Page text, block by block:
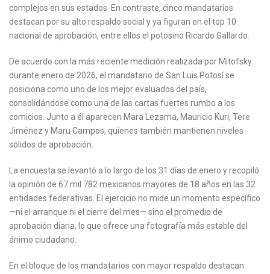
complejos en sus estados. En contraste, cinco mandatarios
destacan por su alto respaldo social y ya figuran en el top 10
nacional de aprobación, entre ellos el potosino Ricardo Gallardo.
De acuerdo con la más reciente medición realizada por Mitofsky
durante enero de 2026, el mandatario de San Luis Potosí se
posiciona como uno de los mejor evaluados del país,
consolidándose como una de las cartas fuertes rumbo a los
comicios. Junto a él aparecen Mara Lezama, Mauricio Kuri, Tere
Jiménez y Maru Campos, quienes también mantienen niveles
sólidos de aprobación.
La encuesta se levantó a lo largo de los 31 días de enero y recopiló
la opinión de 67 mil 782 mexicanos mayores de 18 años en las 32
entidades federativas. El ejercicio no mide un momento específico
—ni el arranque ni el cierre del mes— sino el promedio de
aprobación diaria, lo que ofrece una fotografía más estable del
ánimo ciudadano.
En el bloque de los mandatarios con mayor respaldo destacan: